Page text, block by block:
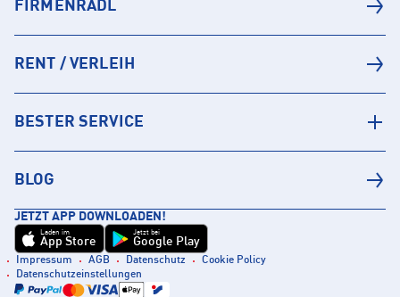
FIRMENRADL
RENT / VERLEIH
BESTER SERVICE
BLOG
JETZT APP DOWNLOADEN!
Laden im
App Store
Jetzt bei
Google Play
Impressum AGB Datenschutz
Cookie Policy
Datenschutzeinstellungen